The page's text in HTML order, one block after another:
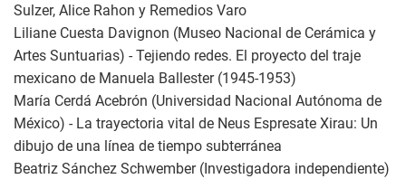
Sulzer, Alice Rahon y Remedios Varo
Liliane Cuesta Davignon (Museo Nacional de Cerámica y
Artes Suntuarias) - Tejiendo redes. El proyecto del traje
mexicano de Manuela Ballester (1945-1953)
María Cerdá Acebrón (Universidad Nacional Autónoma de
México) - La trayectoria vital de Neus Espresate Xirau: Un
dibujo de una línea de tiempo subterránea
Beatriz Sánchez Schwember (Investigadora independiente)